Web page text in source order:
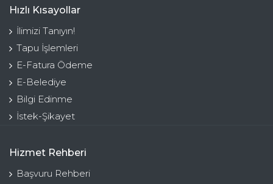
Hızlı Kısayollar
İlimizi Tanıyın!
Tapu İşlemleri
E-Fatura Ödeme
E-Belediye
Bilgi Edinme
İstek-Şikayet
Hizmet Rehberi
Başvuru Rehberi